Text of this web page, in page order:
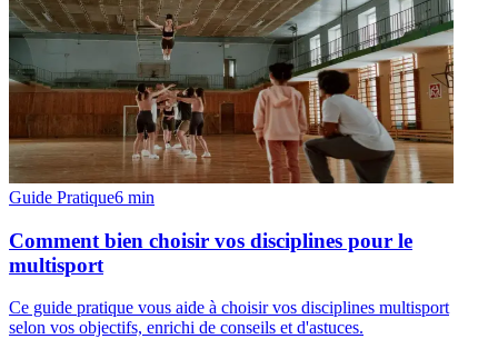
Guide Pratique6 min
Comment bien choisir vos disciplines pour le
multisport
Ce guide pratique vous aide à choisir vos disciplines multisport
selon vos objectifs, enrichi de conseils et d'astuces.